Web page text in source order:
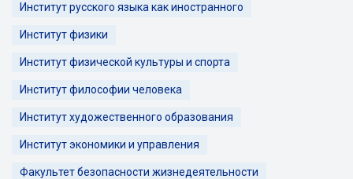
Институт русского языка как иностранного
Институт физики
Институт физической культуры и спорта
Институт философии человека
Институт художественного образования
Институт экономики и управления
Факультет безопасности жизнедеятельности